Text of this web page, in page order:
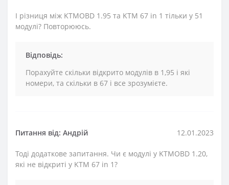
І різниця між KTMOBD 1.95 та KTM 67 in 1 тільки у 51
модулі? Повторююсь.
Відповідь:
Порахуйте скільки відкрито модулів в 1,95 і які
номери, та скільки в 67 і все зрозумієте.
Питання від: Андрій 12.01.2023
Тоді додаткове запитання. Чи є модулі у KTMOBD 1.20,
які не відкриті у KTM 67 in 1?